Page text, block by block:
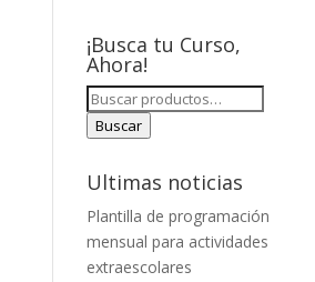
¡Busca tu Curso,
Ahora!
BUSCAR
POR:
Buscar
Ultimas noticias
Plantilla de programación
mensual para actividades
extraescolares